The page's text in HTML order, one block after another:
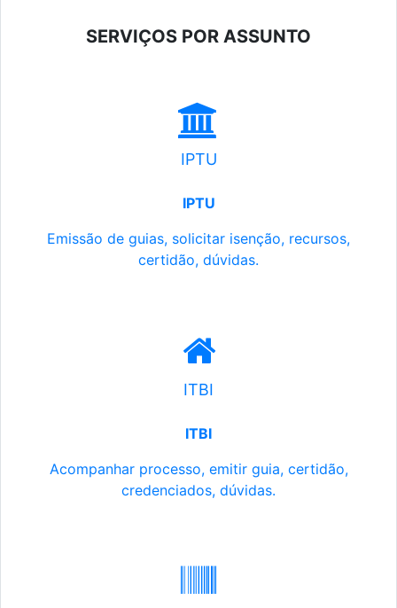
SERVIÇOS POR ASSUNTO
IPTU
IPTU
Emissão de guias, solicitar isenção, recursos,
certidão, dúvidas.
ITBI
ITBI
Acompanhar processo, emitir guia, certidão,
credenciados, dúvidas.